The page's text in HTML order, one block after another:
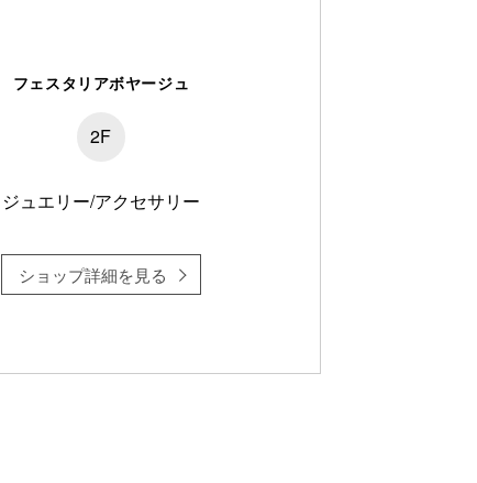
フェスタリアボヤージュ
2F
ジュエリー/アクセサリー
ショップ詳細を見る